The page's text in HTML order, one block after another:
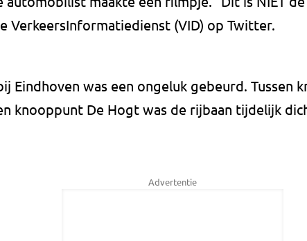
VerkeersInformatiedienst (VID) op Twitter.
Eindhoven was een ongeluk gebeurd. Tussen
knooppunt De Hogt was de rijbaan tijdelijk
Advertentie